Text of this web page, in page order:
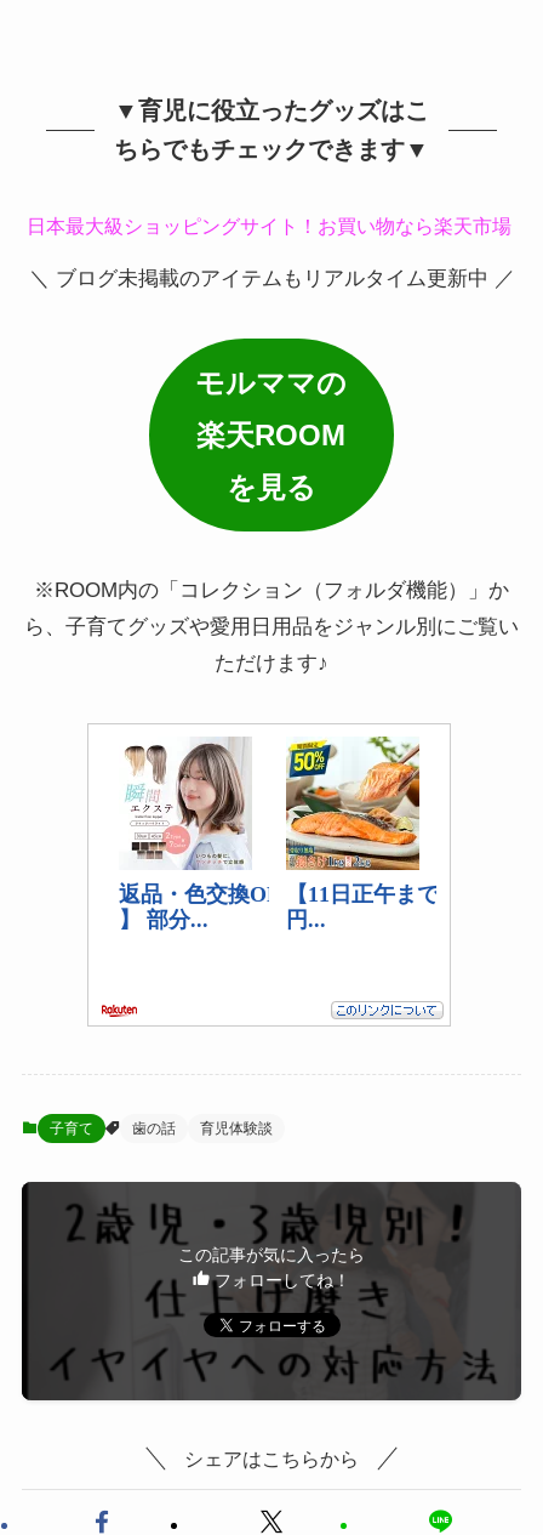
▼育児に役立ったグッズはこ
ちらでもチェックできます▼
日本最大級ショッピングサイト！お買い物なら楽天市場
＼ ブログ未掲載のアイテムもリアルタイム更新中 ／
モルママの
楽天ROOM
を見る
※ROOM内の「コレクション（フォルダ機能）」か
ら、子育てグッズや愛用日用品をジャンル別にご覧い
ただけます♪
子育て 歯の話 育児体験談
この記事が気に入ったら
フォローしてね！
シェアはこちらから